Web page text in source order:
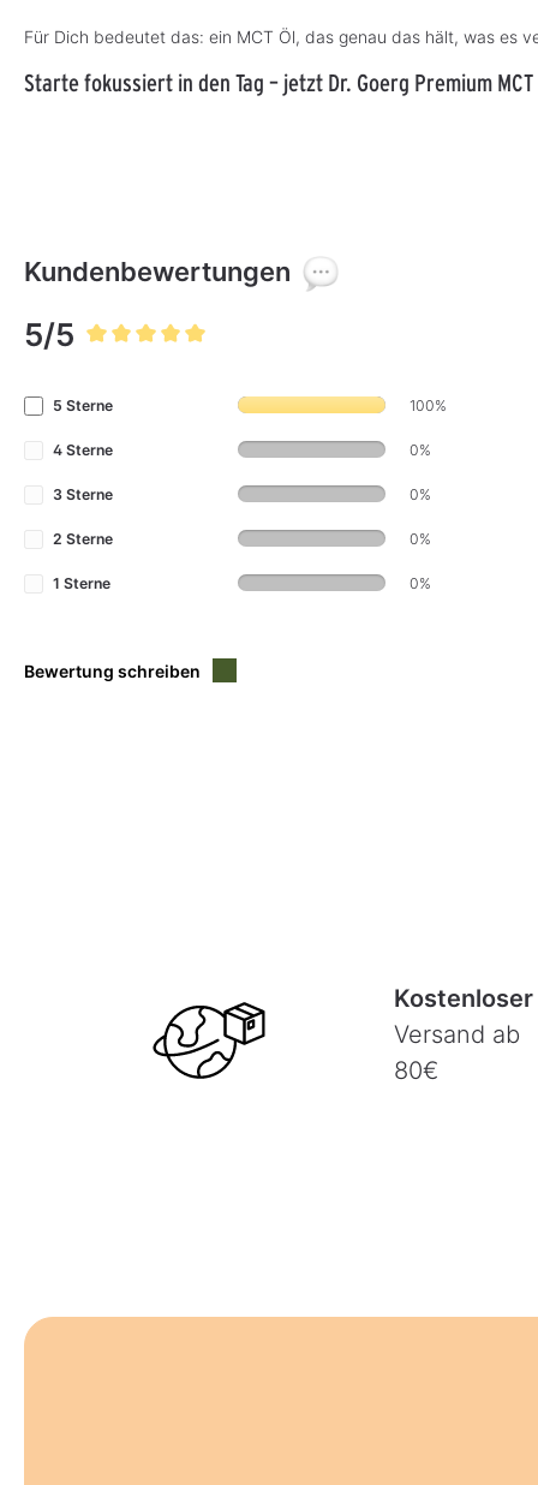
Für Dich bedeutet das: ein MCT Öl, das genau das hält, was es
Starte fokussiert in den Tag – jetzt Dr. Goerg Premium
Kundenbewertungen
5/5
5 Sterne 100%
4 Sterne 0%
3 Sterne 0%
2 Sterne 0%
1 Sterne 0%
Bewertung schreiben
Kostenloser
Versand ab
80€